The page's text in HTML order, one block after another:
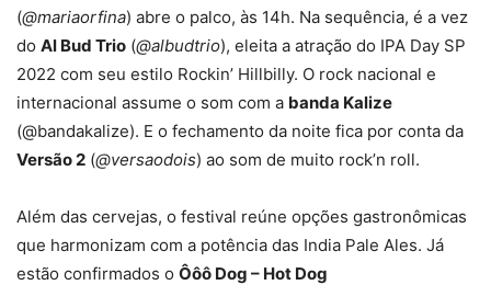
(@mariaorfina) abre o palco, às 14h. Na sequência, é a vez
do Al Bud Trio (@albudtrio), eleita a atração do IPA Day SP
2022 com seu estilo Rockin’ Hillbilly. O rock nacional e
internacional assume o som com a banda Kalize
(@bandakalize). E o fechamento da noite fica por conta da
Versão 2 (@versaodois) ao som de muito rock’n roll.
Além das cervejas, o festival reúne opções gastronômicas
que harmonizam com a potência das India Pale Ales. Já
estão confirmados o Ôôô Dog – Hot Dog